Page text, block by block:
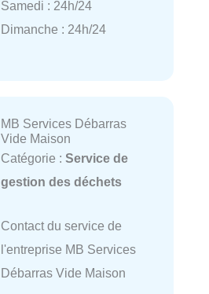
Samedi : 24h/24
Dimanche : 24h/24
MB Services Débarras
Vide Maison
Catégorie : Service de
gestion des déchets
Contact du service de
l'entreprise MB Services
Débarras Vide Maison